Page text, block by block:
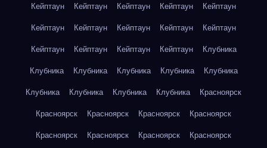
Кейптаун
Кейптаун Кейптаун Кейптаун
Кейптаун
Кейптаун
Кейптаун Кейптаун Кейптаун
Кейптаун
Кейптаун
Кейптаун Кейптаун Кейптаун
Клубника
Клубника
Клубника Клубника Клубника
Клубника
Клубника
Клубника Клубника Клубника
Красноярск
Красноярск
Красноярск Красноярск
Красноярск
Красноярск
Красноярск Красноярск
Красноярск